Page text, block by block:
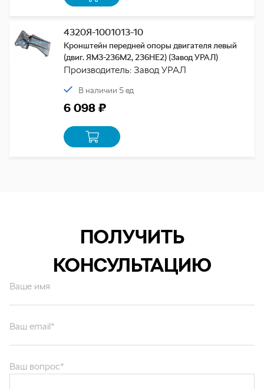
4320Я-1001013-10
Кронштейн передней опоры двигателя левый
(двиг. ЯМЗ-236М2, 236НЕ2) (Завод УРАЛ)
Производитель: Завод УРАЛ
В наличии 5 ед
6 098 ₽
ПОЛУЧИТЬ
КОНСУЛЬТАЦИЮ
Ваше имя
персональных данных